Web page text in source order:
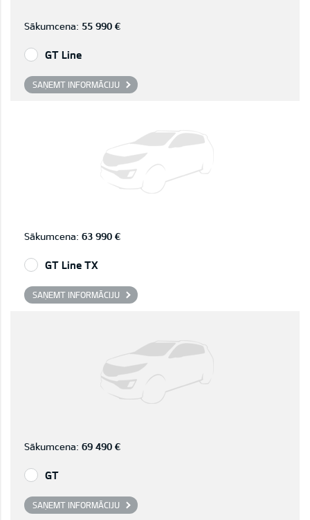
Sākumcena: 55 990 €
GT Line
SAŅEMT INFORMĀCIJU
Sākumcena: 63 990 €
GT Line TX
SAŅEMT INFORMĀCIJU
Sākumcena: 69 490 €
GT
SAŅEMT INFORMĀCIJU